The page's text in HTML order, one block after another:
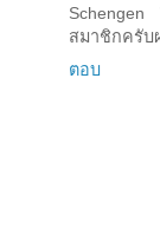
สมาชิกครับ
ตอบ